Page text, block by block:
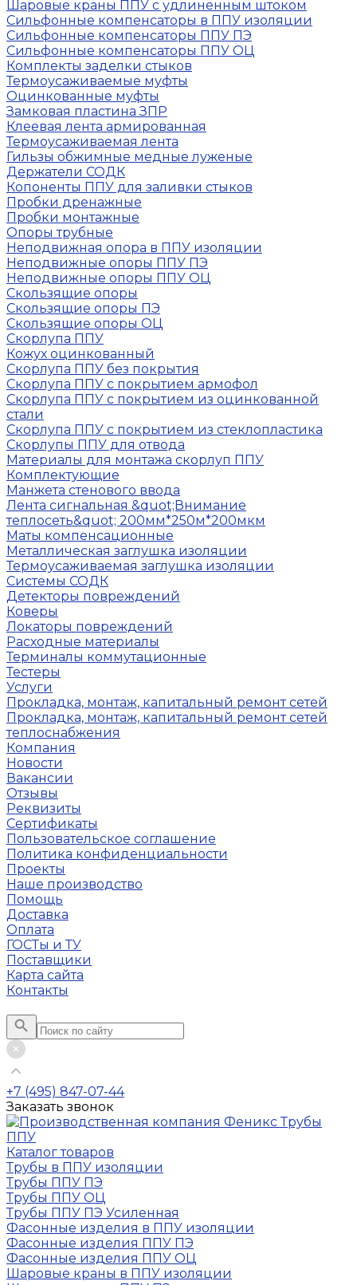
Шаровые краны ППУ с удлиненным штоком
Сильфонные компенсаторы в ППУ изоляции
Сильфонные компенсаторы ППУ ПЭ
Сильфонные компенсаторы ППУ ОЦ
Комплекты заделки стыков
Термоусаживаемые муфты
Оцинкованные муфты
Замковая пластина ЗПР
Клеевая лента армированная
Термоусаживаемая лента
Гильзы обжимные медные луженые
Держатели СОДК
Копоненты ППУ для заливки стыков
Пробки дренажные
Пробки монтажные
Опоры трубные
Неподвижная опора в ППУ изоляции
Неподвижные опоры ППУ ПЭ
Неподвижные опоры ППУ ОЦ
Скользящие опоры
Скользящие опоры ПЭ
Скользящие опоры ОЦ
Скорлупа ППУ
Кожух оцинкованный
Скорлупа ППУ без покрытия
Скорлупа ППУ с покрытием армофол
Скорлупа ППУ с покрытием из оцинкованной
стали
Скорлупа ППУ с покрытием из стеклопластика
Скорлупы ППУ для отвода
Материалы для монтажа скорлуп ППУ
Комплектующие
Манжета стенового ввода
Лента сигнальная &quot;Внимание
теплосеть&quot; 200мм*250м*200мкм
Маты компенсационные
Металлическая заглушка изоляции
Термоусаживаемая заглушка изоляции
Системы СОДК
Детекторы повреждений
Коверы
Локаторы повреждений
Расходные материалы
Терминалы коммутационные
Тестеры
Услуги
Прокладка, монтаж, капитальный ремонт сетей
Прокладка, монтаж, капитальный ремонт сетей
теплоснабжения
Компания
Новости
Вакансии
Отзывы
Реквизиты
Сертификаты
Пользовательское соглашение
Политика конфиденциальности
Проекты
Наше производство
Помощь
Доставка
Оплата
ГОСТы и ТУ
Поставщики
Карта сайта
Контакты
+7 (495) 847-07-44
Заказать звонок
Каталог товаров
Трубы в ППУ изоляции
Трубы ППУ ПЭ
Трубы ППУ ОЦ
Трубы ППУ ПЭ Усиленная
Фасонные изделия в ППУ изоляции
Фасонные изделия ППУ ПЭ
Фасонные изделия ППУ ОЦ
Шаровые краны в ППУ изоляции